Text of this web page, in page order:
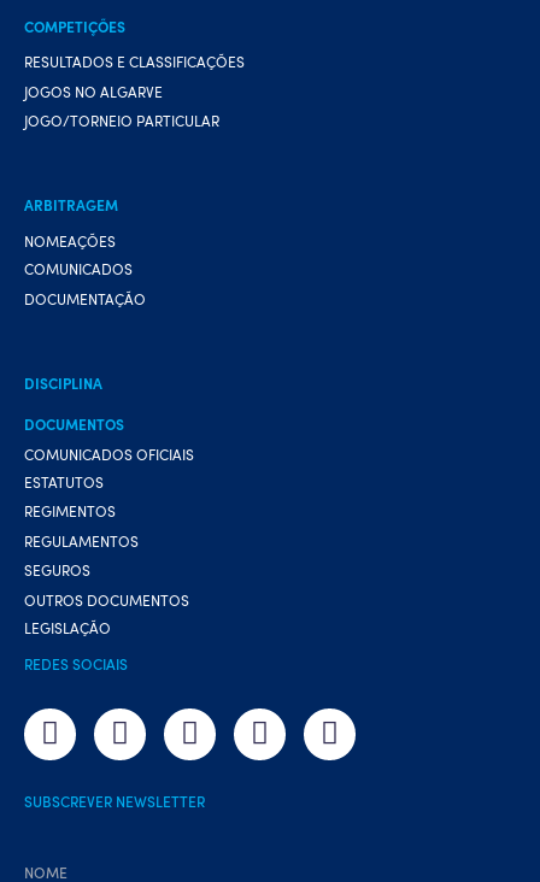
COMPETIÇÕES
RESULTADOS E CLASSIFICAÇÕES
JOGOS NO ALGARVE
JOGO/TORNEIO PARTICULAR
ARBITRAGEM
NOMEAÇÕES
COMUNICADOS
DOCUMENTAÇÃO
DISCIPLINA
DOCUMENTOS
COMUNICADOS OFICIAIS
ESTATUTOS
REGIMENTOS
REGULAMENTOS
SEGUROS
OUTROS DOCUMENTOS
LEGISLAÇÃO
REDES SOCIAIS
SUBSCREVER NEWSLETTER